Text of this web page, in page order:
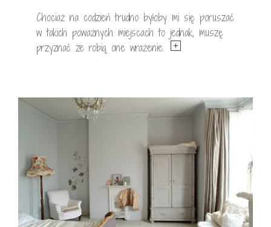
Chociaż na codzień trudno byłoby mi się poruszać
w takich poważnych miejscach to jednak, muszę
przyznać ze robią one wrażenie.